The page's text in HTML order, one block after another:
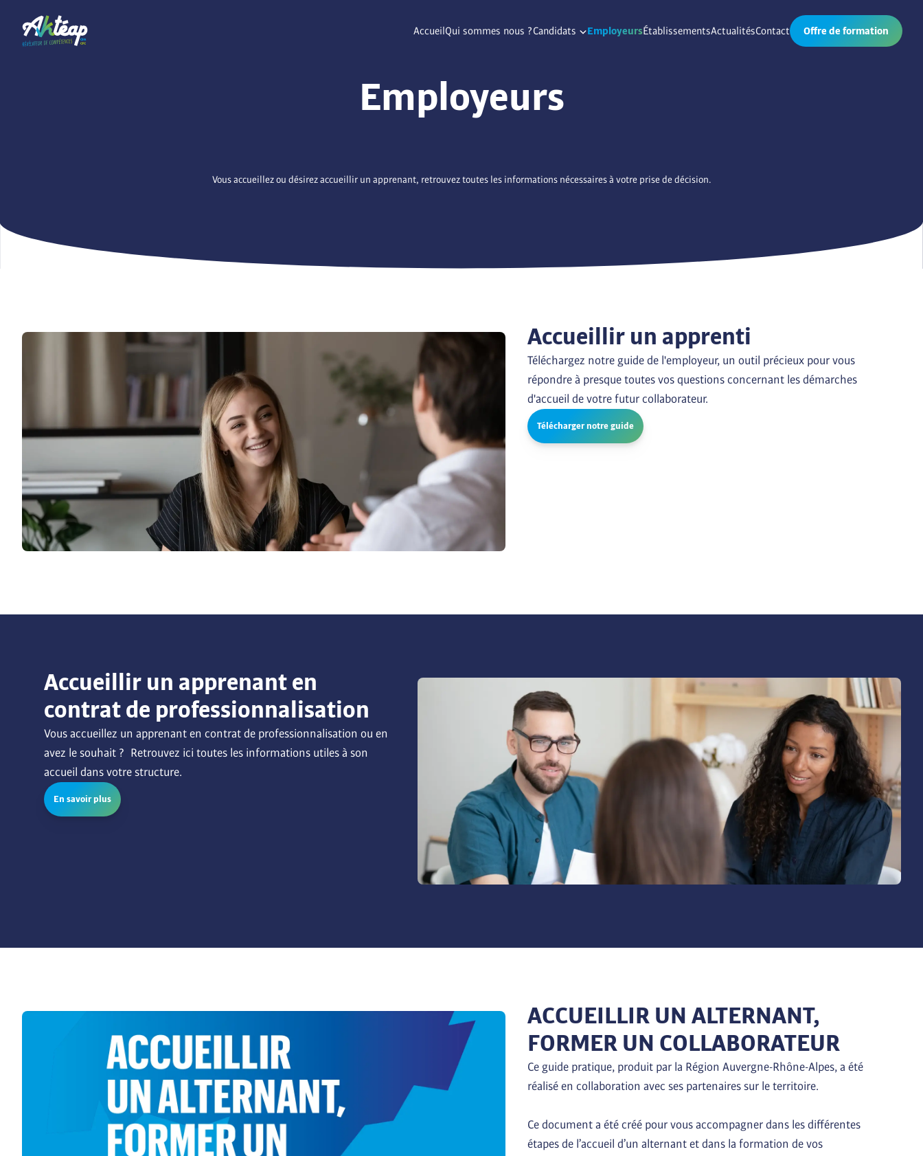
Accueil Qui sommes nous ?Candidats EmployeursÉtablissementsActualitésContact Offre de formation
Employeurs
Vous accueillez ou désirez accueillir un apprenant, retrouvez toutes les informations nécessaires à votre prise de décision.
Accueillir un apprenti
Téléchargez notre guide de l'employeur, un outil précieux pour vous
répondre à presque toutes vos questions concernant les démarches
d'accueil de votre futur collaborateur.
Télécharger notre guide
Accueillir un apprenant en
contrat de professionnalisation
Vous accueillez un apprenant en contrat de professionnalisation ou en
avez le souhait ?  Retrouvez ici toutes les informations utiles à son
accueil dans votre structure.
En savoir plus
ACCUEILLIR UN ALTERNANT,
FORMER UN COLLABORATEUR
Ce guide pratique, produit par la Région Auvergne-Rhône-Alpes, a été
réalisé en collaboration avec ses partenaires sur le territoire.
Ce document a été créé pour vous accompagner dans les différentes
étapes de l’accueil d’un alternant et dans la formation de vos